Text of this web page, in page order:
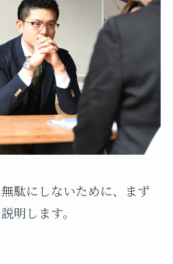
駄にしないために、まず
明します。